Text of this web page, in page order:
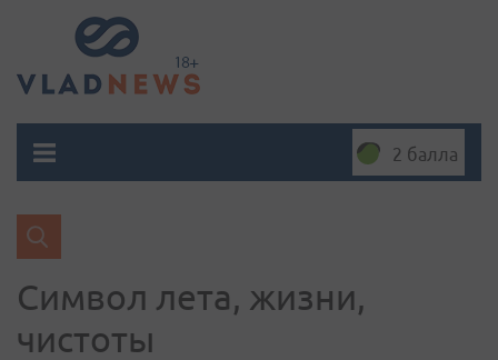
2 балла
Символ лета, жизни,
чистоты